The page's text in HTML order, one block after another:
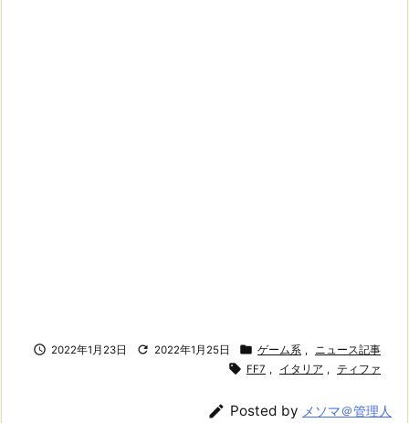
 2022年1月23日  2022年1月25日  ゲーム系 , ニュース記事
 FF7 , イタリア , ティファ
 Posted by メソマ＠管理人